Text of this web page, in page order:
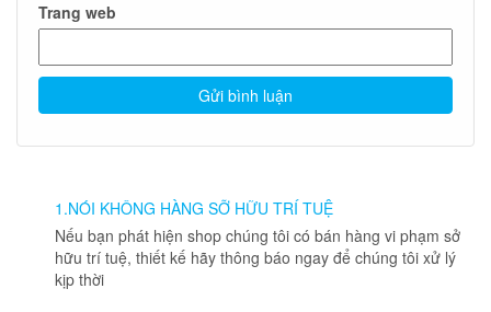
Trang web
1.NÓI KHÔNG HÀNG SỠ HỮU TRÍ TUỆ
Nếu bạn phát hiện shop chúng tôi có bán hàng vi phạm sở
hữu trí tuệ, thiết kế hãy thông báo ngay để chúng tôi xử lý
kịp thời